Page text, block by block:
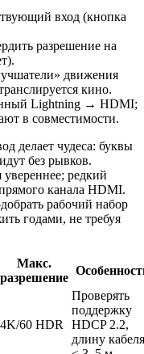
вход (кнопка
разрешение на
движения
кино.
Lightning → HDMI;
в совместимости.
делает чудеса: буквы
без рывков.
редкий
канала HDMI.
рабочий набор
годами, не требуя
Макс.
разрешение
4K/60 HDR
Проверять
поддержку
HDCP 2.2,
длину кабеля